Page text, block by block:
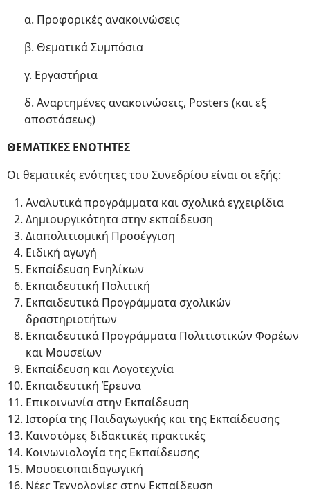
α. Προφορικές ανακοινώσεις
β. Θεματικά Συμπόσια
γ. Εργαστήρια
δ. Αναρτημένες ανακοινώσεις, Posters (και εξ
αποστάσεως)
ΘΕΜΑΤΙΚΕΣ ΕΝΟΤΗΤΕΣ
Οι θεματικές ενότητες του Συνεδρίου είναι οι εξής:
Αναλυτικά προγράμματα και σχολικά εγχειρίδια
Δημιουργικότητα στην εκπαίδευση
Διαπολιτισμική Προσέγγιση
Ειδική αγωγή
Εκπαίδευση Ενηλίκων
Εκπαιδευτική Πολιτική
Εκπαιδευτικά Προγράμματα σχολικών
δραστηριοτήτων
Εκπαιδευτικά Προγράμματα Πολιτιστικών Φορέων
και Μουσείων
Εκπαίδευση και Λογοτεχνία
Εκπαιδευτική Έρευνα
Επικοινωνία στην Εκπαίδευση
Ιστορία της Παιδαγωγικής και της Εκπαίδευσης
Καινοτόμες διδακτικές πρακτικές
Κοινωνιολογία της Εκπαίδευσης
Μουσειοπαιδαγωγική
Νέες Τεχνολογίες στην Εκπαίδευση